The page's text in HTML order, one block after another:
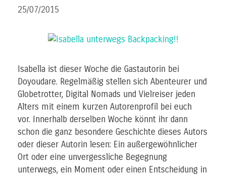
25/07/2015
Isabella ist dieser Woche die Gastautorin bei
Doyoudare. Regelmäßig stellen sich Abenteurer und
Globetrotter, Digital Nomads und Vielreiser jeden
Alters mit einem kurzen Autorenprofil bei euch
vor. Innerhalb derselben Woche könnt ihr dann
schon die ganz besondere Geschichte dieses Autors
oder dieser Autorin lesen: Ein außergewöhnlicher
Ort oder eine unvergessliche Begegnung
unterwegs, ein Moment oder einen Entscheidung in